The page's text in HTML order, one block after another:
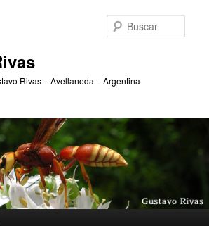
Rivas – Avellaneda – Argentina